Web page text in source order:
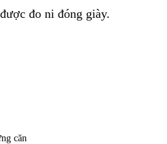
đo ni đóng giày.
căn